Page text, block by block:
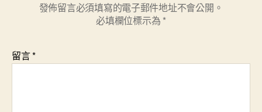
發佈留言必須填寫的電子郵件地址不會公開。
必填欄位標示為 *
留言*